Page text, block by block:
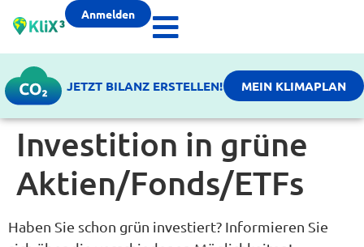
Anmelden
JETZT BILANZ ERSTELLEN! MEIN KLIMAPLAN
Investition in grüne
Aktien/Fonds/ETFs
Haben Sie schon grün investiert? Informieren Sie